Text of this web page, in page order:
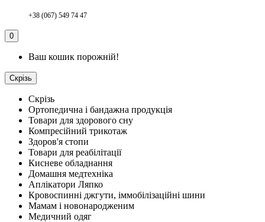
+38 (067) 549 74 47
0
Ваш кошик порожній!
Скрізь
Скрізь
Ортопедична і бандажна продукція
Товари для здорового сну
Компресійний трикотаж
Здоров'я стопи
Товари для реабілітації
Кисневе обладнання
Домашня медтехніка
Аплікатори Ляпко
Кровоспинні джгути, іммобілізаційні шини
Мамам і новонародженим
Медичний одяг